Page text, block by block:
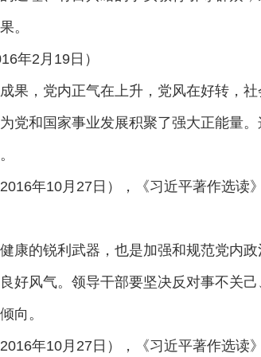
。
年2月19日）
果，党内正气在上升，党风在好转，
党和国家事业发展积聚了强大正能量
年10月27日），《习近平著作选读
康的锐利武器，也是加强和规范党内
好风气。领导干部要坚决反对事不关
向。
年10月27日），《习近平著作选读